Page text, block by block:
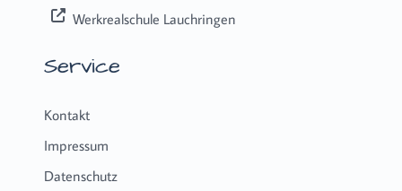
Werkrealschule Lauchringen
Service
Kontakt
Impressum
Datenschutz